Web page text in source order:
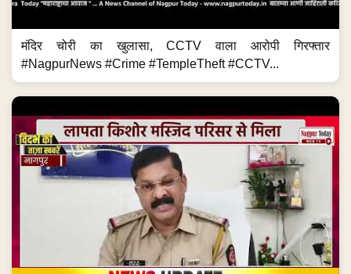
मंदिर चोरी का खुलासा, CCTV वाला आरोपी गिरफ्तार
#NagpurNews #Crime #TempleTheft #CCTV...